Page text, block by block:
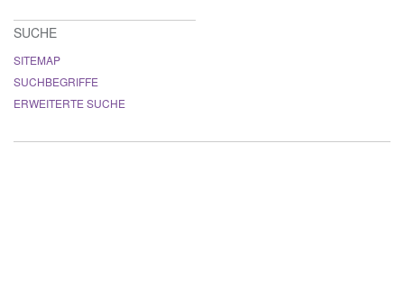
SUCHE
SITEMAP
SUCHBEGRIFFE
ERWEITERTE SUCHE